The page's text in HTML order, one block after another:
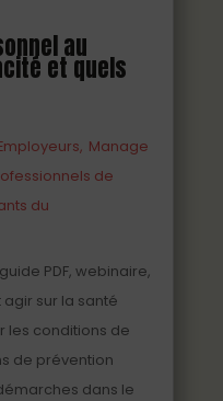
au
et quels
Manage
de
du
PDF, webinaire,
sur la santé
les conditions de
de prévention
dans le